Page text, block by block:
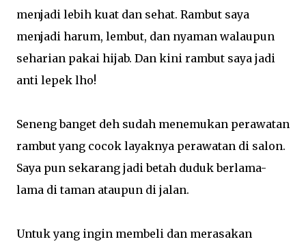
menjadi lebih kuat dan sehat. Rambut saya
menjadi harum, lembut, dan nyaman walaupun
seharian pakai hijab. Dan kini rambut saya jadi
anti lepek lho!
Seneng banget deh sudah menemukan perawatan
rambut yang cocok layaknya perawatan di salon.
Saya pun sekarang jadi betah duduk berlama-
lama di taman ataupun di jalan.
Untuk yang ingin membeli dan merasakan